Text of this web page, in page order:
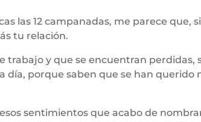
las 12 campanadas, me parece que,
tu relación.
trabajo y que se encuentran perdidas,
día, porque saben que se han
sentimientos que acabo de